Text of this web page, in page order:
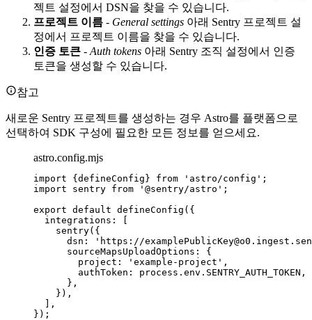
젝트 설정에서 DSN을 찾을 수 있습니다.
프로젝트 이름 - General settings 아래 Sentry 프로젝트 설
정에서 프로젝트 이름을 찾을 수 있습니다.
인증 토큰 - Auth tokens 아래 Sentry 조직 설정에서 인증
토큰을 생성할 수 있습니다.
참고
새로운 Sentry 프로젝트를 생성하는 경우 Astro를 플랫폼으로
선택하여 SDK 구성에 필요한 모든 정보를 얻으세요.
astro.config.mjs
import {defineConfig} from ' astro/config ' ;
import sentry from ' @sentry/astro ' ;
export default defineConfig ({
integrations: [
sentry({
dsn:
' https://
sourceMapsUploadOptions: {
project:
' example-project ' ,
authToken: process . env . SENTRY_AUTH_TOKEN ,
},
}),
],
});